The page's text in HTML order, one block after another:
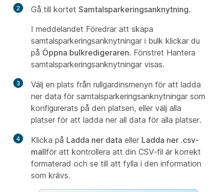
2 Gå till kortet Samtalsparkeringsanknytning.
I meddelandet Föredrar att skapa
samtalsparkeringsanknytningar i bulk klickar du
på Öppna bulkredigeraren. Fönstret Hantera
samtalsparkeringsanknytningar visas.
3
Välj en plats från rullgardinsmenyn för att ladda
ner data för samtalsparkeringsanknytningar som
konfigurerats på den platsen, eller välj alla
platser för att ladda ner all data för alla platser.
4 Klicka på Ladda ner data eller Ladda ner .csv-
mallför att kontrollera att din CSV-fil är korrekt
formaterad och se till att fylla i den information
som krävs.